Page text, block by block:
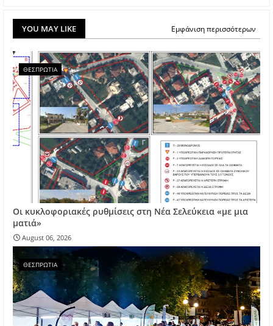
YOU MAY LIKE Εμφάνιση περισσότερων
ΘΕΣΠΡΩΤΙΑ
Οι κυκλοφοριακές ρυθμίσεις στη Νέα Σελεύκεια «με μια
ματιά»
August 06, 2026
ΘΕΣΠΡΩΤΙΑ